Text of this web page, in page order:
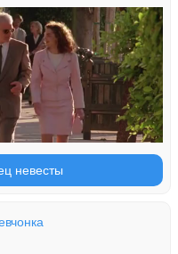
невесты